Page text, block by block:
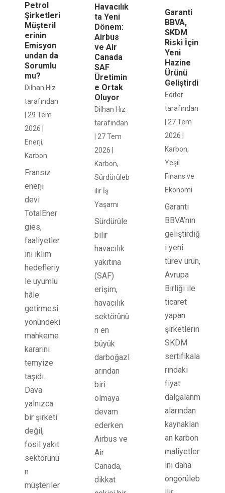
Petrol
Şirketleri
Müşteril
erinin
Emisyon
undan da
Sorumlu
mu?
Dilhan Hız
tarafından
29 Tem
2026
Enerji,
Karbon
Fransız
enerji
devi
TotalEner
gies,
faaliyetler
ini iklim
hedefleriy
le uyumlu
hâle
getirmesi
yönündeki
mahkeme
kararını
temyize
taşıdı.
Dava
yalnızca
bir şirketi
değil,
fosil yakıt
sektörünü
n
müşteriler
Havacılık
ta Yeni
Dönem:
Airbus
ve Air
Canada
SAF
Üretimin
e Ortak
Oluyor
Dilhan Hız
tarafından
27 Tem
2026
Karbon,
Sürdürüleb
ilir İş
Yaşamı
Sürdürüle
bilir
havacılık
yakıtına
(SAF)
erişim,
havacılık
sektörünü
n en
büyük
darboğazl
arından
biri
olmaya
devam
ederken
Airbus ve
Air
Canada,
dikkat
Garanti
BBVA,
SKDM
Riski İçin
Yeni
Hazine
Ürünü
Geliştirdi
Editör
tarafından
27 Tem
2026
Karbon,
Yeşil
Finans ve
Ekonomi
Garanti
BBVA’nın
geliştirdiğ
i yeni
türev ürün,
Avrupa
Birliği ile
ticaret
yapan
şirketlerin
SKDM
sertifikala
rındaki
fiyat
dalgalanm
alarından
kaynaklan
an karbon
maliyetler
ini daha
öngörüleb